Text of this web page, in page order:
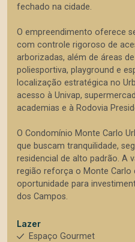
fechado na cidade.
O empreendimento oferece
com controle rigoroso de
arborizadas, além de áreas
poliesportiva, playground e
localização estratégica no
acesso à Univap,
academias e à Rodovia
O Condomínio Monte Carlo
que buscam tranquilidade,
residencial de alto padrão. A
região reforça o Monte Carlo
oportunidade para
dos Campos.
Lazer
Espaço Gourmet